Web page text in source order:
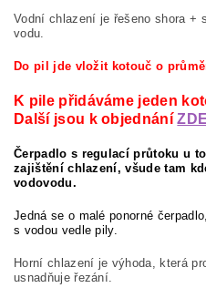
Vodní chlazení je řešeno shora +
vodu.
Do pil jde vložit kotouč o
K pile přidáváme jeden
Další jsou k objednáníZDE
Čerpadlo s regulací průtoku u
zajištění chlazení, všude tam
vodovodu.
Jedná se o malé ponorné
s vodou vedle pily.
Horní chlazení je výhoda, která
usnadňuje řezání.